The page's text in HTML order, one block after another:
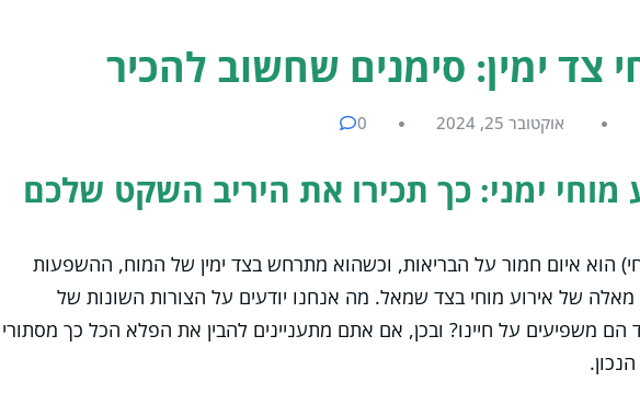
צד ימין: סימנים שחשוב להכיר
אוקטובר 25, 2024 0
מוחי ימני: כך תכירו את היריב השקט שלכם
הוא איום חמור על הבריאות, וכשהוא מתרחש בצד ימין של המוח, ההשפעות
מאלה של אירוע מוחי בצד שמאל. מה אנחנו יודעים על הצורות השונות של
הם משפיעים על חיינו? ובכן, אם אתם מתעניינים להבין את הפלא הכל כך מסתורי